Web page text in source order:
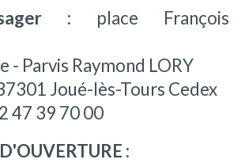
: place François
- Parvis Raymond LORY
Joué-lès-Tours Cedex
47 39 70 00
: